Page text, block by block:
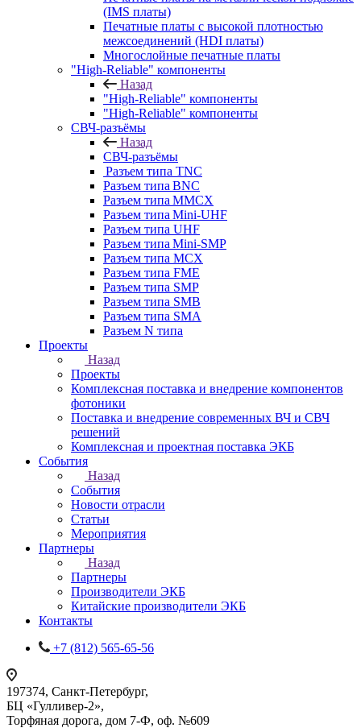
(IMS платы)
Печатные платы с высокой плотностью
межсоединений (HDI платы)
Многослойные печатные платы
"High-Reliable" компоненты
Назад
"High-Reliable" компоненты
"High-Reliable" компоненты
СВЧ-разъёмы
Назад
СВЧ-разъёмы
Разъем типа TNC
Разъем типа BNC
Разъем типа MMCX
Разъем типа Mini-UHF
Разъем типа UHF
Разъем типа Mini-SMP
Разъем типа MCX
Разъем типа FME
Разъем типа SMP
Разъем типа SMB
Разъем типа SMA
Разъем N типа
Проекты
Назад
Проекты
Комплексная поставка и внедрение компонентов
фотоники
Поставка и внедрение современных ВЧ и СВЧ
решений
Комплексная и проектная поставка ЭКБ
События
Назад
События
Новости отрасли
Статьи
Мероприятия
Партнеры
Назад
Партнеры
Производители ЭКБ
Китайские производители ЭКБ
Контакты
+7 (812) 565-65-56
197374, Санкт-Петербург,
БЦ «Гулливер-2»,
Торфяная дорога, дом 7-Ф, оф. №609